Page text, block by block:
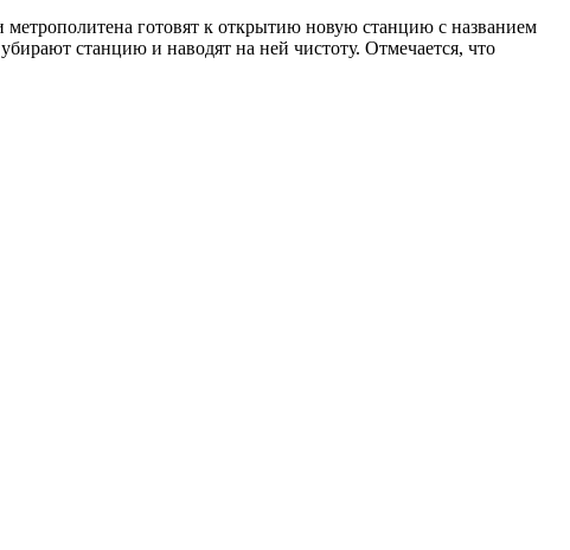
готовят к открытию новую станцию с названием
станцию и наводят на ней чистоту. Отмечается, что